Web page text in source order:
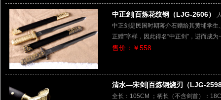
中正剑|百炼花纹钢（LJG-2606）
中正剑是民国时期蒋介石赠给其黄埔学
正赠”字样，因此得名“中正剑”，进而成
售价：￥558
清水—宋剑|百炼钢烧刃（LJG-
全长：105CM ；柄长（不含剑首）：